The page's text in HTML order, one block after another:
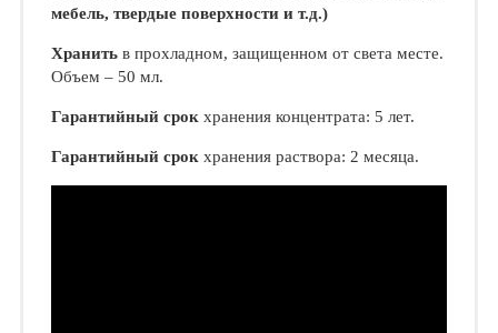
мебель, твердые поверхности и т.д.)
Хранитьв прохладном, защищенном от света месте.
Объем – 50 мл.
Гарантийный срок хранения концентрата: 5 лет.
Гарантийный срок хранения раствора: 2 месяца.